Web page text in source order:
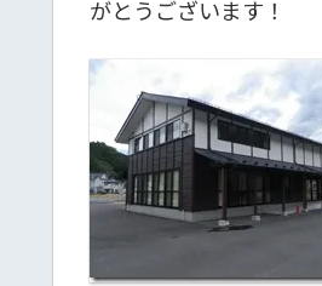
がとうございます！